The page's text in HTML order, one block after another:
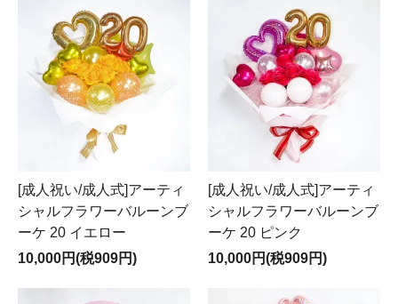
[成人祝い/成人式]アーティ
シャルフラワーバルーンブ
ーケ 20 イエロー
10,000円(税909円)
[成人祝い/成人式]アーティ
シャルフラワーバルーンブ
ーケ 20 ピンク
10,000円(税909円)